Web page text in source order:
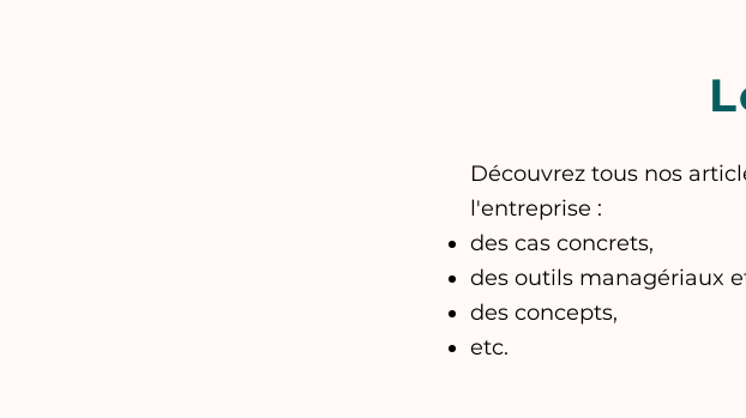
Découvrez tous nos
l'entreprise :
des cas concrets,
des outils managériaux
des concepts,
etc.